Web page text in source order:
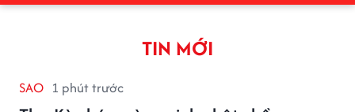
TIN MỚI
SAO 1 phút trước